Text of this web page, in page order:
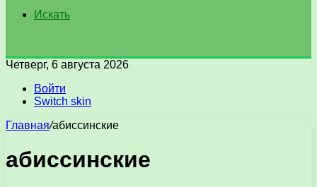
Искать
Четверг, 6 августа 2026
Войти
Switch skin
Главная/абиссинские
абиссинские